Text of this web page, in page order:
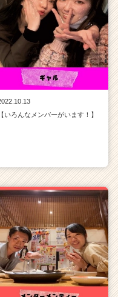
【いろんなメンバーがいます！】